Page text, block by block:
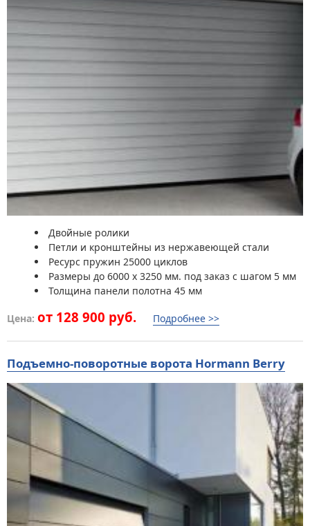
Двойные ролики
Петли и кронштейны из нержавеющей стали
Ресурс пружин 25000 циклов
Размеры до 6000 x 3250 мм. под заказ с шагом 5 мм
Толщина панели полотна 45 мм
Цена: от 128 900 руб. Подробнее >>
Подъемно-поворотные ворота Hormann Berry